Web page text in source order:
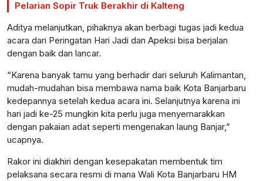
Pelarian Sopir Truk Berakhir di Kalteng
Aditya melanjutkan, pihaknya akan berbagi tugas jadi kedua
acara dari Peringatan Hari Jadi dan Apeksi bisa berjalan
dengan baik dan lancar.
“Karena banyak tamu yang berhadir dari seluruh Kalimantan,
mudah-mudahan bisa membawa nama baik Kota Banjarbaru
kedepannya setelah kedua acara ini. Selanjutnya karena ini
hari jadi ke-25 mungkin kita perlu juga menyemarakkan
dengan pakaian adat seperti mengenakan laung Banjar,”
ucapnya.
Rakor ini diakhiri dengan kesepakatan membentuk tim
pelaksana secara resmi di mana Wali Kota Banjarbaru HM